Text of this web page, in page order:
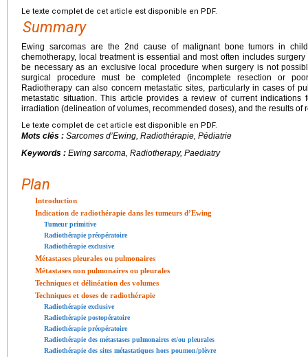
Le texte complet de cet article est disponible en PDF.
Summary
Ewing sarcomas are the 2nd cause of malignant bone tumors in
chemotherapy, local treatment is essential and most often includes
be necessary as an exclusive local procedure when surgery is not
surgical procedure must be completed (incomplete resection or
Radiotherapy can also concern metastatic sites, particularly in cases of
metastatic situation. This article provides a review of current indications
irradiation (delineation of volumes, recommended doses), and the results of
Le texte complet de cet article est disponible en PDF.
Mots clés : Sarcomes d’Ewing, Radiothérapie, Pédiatrie
Keywords : Ewing sarcoma, Radiotherapy, Paediatry
Plan
Introduction
Indication de radiothérapie dans les tumeurs d’Ewing
Tumeur primitive
Radiothérapie préopératoire
Radiothérapie exclusive
Métastases pleurales ou pulmonaires
Métastases non pulmonaires ou pleurales
Techniques et délinéation des volumes
Techniques et doses de radiothérapie
Radiothérapie exclusive
Radiothérapie postopératoire
Radiothérapie préopératoire
Radiothérapie des métastases pulmonaires et/ou pleurales
Radiothérapie des sites métastatiques hors poumon/plèvre